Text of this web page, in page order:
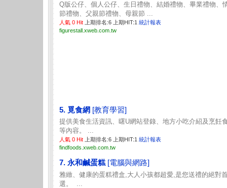
Q版公仔、個人公仔、生日禮物、結婚禮物、畢業禮物、
節禮物、父親節禮物、母親節 ...
人氣 0 Hit 上期排名:6 上期HIT:1 統計報表
figurestall.xweb.com.tw
5. 覓食網 [教育學習]
提供美食生活資訊、曙U網站登錄、地方小吃介紹及烹飪
等內容。 ...
人氣 0 Hit 上期排名:6 上期HIT:1 統計報表
findfoods.xweb.com.tw
7. 永和鹹蛋糕 [電腦與網路]
雅緻、健康的蛋糕禮盒,大人小孩都超愛,是您送禮的絕對
選。 ...